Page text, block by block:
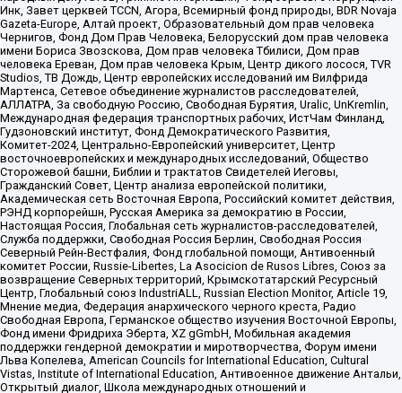
Инк, Завет церквей TCCN, Агора, Всемирный фонд природы, BDR Novaja
Gazeta-Europe, Алтай проект, Образовательный дом прав человека
Чернигов, Фонд Дом Прав Человека, Белорусский дом прав человека
имени Бориса Звозскова, Дом прав человека Тбилиси, Дом прав
человека Ереван, Дом прав человека Крым, Центр дикого лосося, TVR
Studios, ТВ Дождь, Центр европейских исследований им Вилфрида
Мартенса, Сетевое объединение журналистов расследователей,
АЛЛАТРА, За свободную Россию, Свободная Бурятия, Uralic, UnKremlin,
Международная федерация транспортных рабочих, ИстЧам Финланд,
Гудзоновский институт, Фонд Демократического Развития,
Комитет-2024, Центрально-Европейский университет, Центр
восточноевропейских и международных исследований, Общество
Сторожевой башни, Библии и трактатов Свидетелей Иеговы,
Гражданский Совет, Центр анализа европейской политики,
Академическая сеть Восточная Европа, Российский комитет действия,
РЭНД корпорейшн, Русская Америка за демократию в России,
Настоящая Россия, Глобальная сеть журналистов-расследователей,
Служба поддержки, Свободная Россия Берлин, Свободная Россия
Северный Рейн-Вестфалия, Фонд глобальной помощи, Антивоенный
комитет России, Russie-Libertes, La Asocicion de Rusos Libres, Союз за
возвращение Северных территорий, Крымскотатарский Ресурсный
Центр, Глобальный союз IndustriALL, Russian Election Monitor, Article 19,
Мнение медиа, Федерация анархического черного креста, Радио
Свободная Европа, Германское общество изучения Восточной Европы,
Фонд имени Фридриха Эберта, XZ gGmbH, Мобильная академия
поддержки гендерной демократии и миротворчества, Форум имени
Льва Копелева, American Councils for International Education, Cultural
Vistas, Institute of International Education, Антивоенное движение Антальи,
Открытый диалог, Школа международных отношений и